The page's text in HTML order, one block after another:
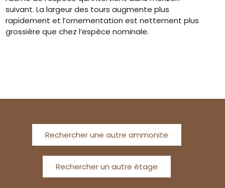
suivant. La largeur des tours augmente plus
rapidement et l’ornementation est nettement plus
grossière que chez l’espèce nominale.
Rechercher une autre ammonite
Rechercher un autre étage